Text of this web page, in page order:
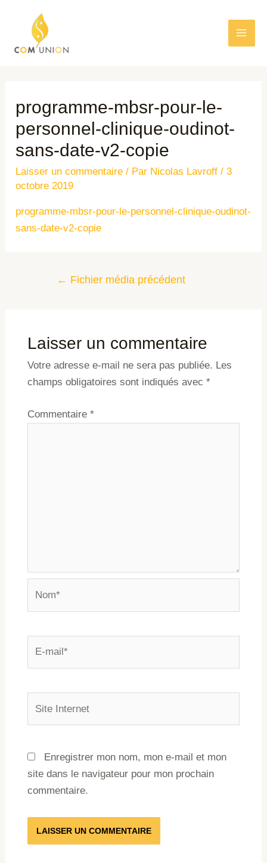
programme-mbsr-pour-le-
personnel-clinique-oudinot-
sans-date-v2-copie
Laisser un commentaire / Par Nicolas Lavroff/3
octobre 2019
programme-mbsr-pour-le-personnel-clinique-oudinot-
sans-date-v2-copie
← Fichier média précédent
Laisser un commentaire
Votre adresse e-mail ne sera pas publiée. Les
champs obligatoires sont indiqués avec *
Commentaire *
Enregistrer mon nom, mon e-mail et mon
site dans le navigateur pour mon prochain
commentaire.